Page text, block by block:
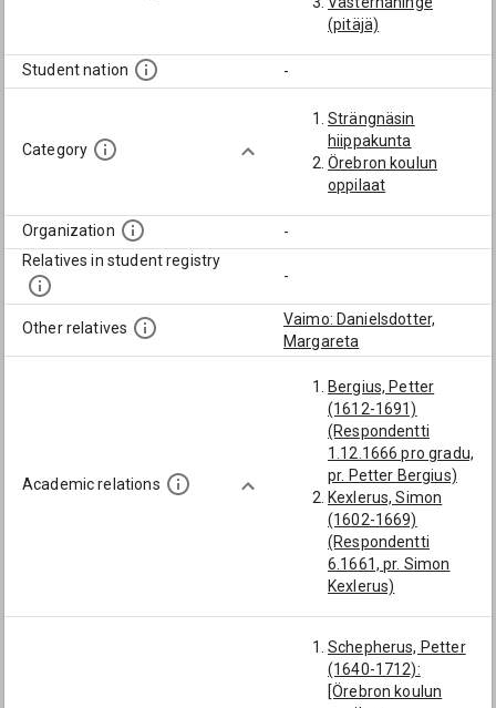
(pitäjä)
Student nation -
Category
Strängnäsin
hiippakunta
Örebron koulun
oppilaat
Organization
-
Relatives in student registry
-
Other relatives
Vaimo: Danielsdotter,
Margareta
Academic relations
Bergius, Petter
(1612-1691)
(Respondentti
1.12.1666 pro gradu,
pr. Petter Bergius)
Kexlerus, Simon
(1602-1669)
(Respondentti
6.1661, pr. Simon
Kexlerus)
(Respondentti
13.3.1663, pr.
Enevald Svenonius)
Schepherus, Petter
(1640-1712):
[Örebron koulun